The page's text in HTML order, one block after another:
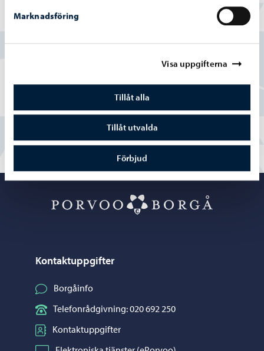
Marknadsföring
Visa uppgifterna
Tillåt alla
Tillåt utvalda
Förbjud
Hittade du vad du sökte?
Kontaktuppgifter
Borgåinfo
Telefonrådgivning: 020 692 250
Kontaktuppgifter